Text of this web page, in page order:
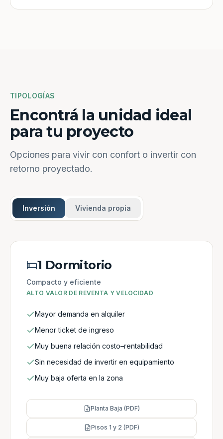
TIPOLOGÍAS
Encontrá la unidad ideal
para tu proyecto
Opciones para vivir con confort o invertir con
retorno proyectado.
Inversión Vivienda propia
1 Dormitorio
Compacto y eficiente
ALTO VALOR DE REVENTA Y VELOCIDAD
Mayor demanda en alquiler
Menor ticket de ingreso
Muy buena relación costo–rentabilidad
Sin necesidad de invertir en equipamiento
Muy baja oferta en la zona
Planta Baja (PDF)
Pisos 1 y 2 (PDF)